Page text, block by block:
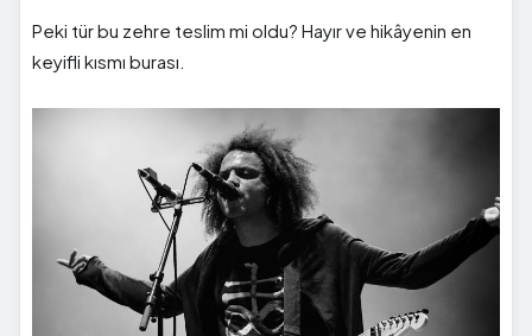
Peki tür bu zehre teslim mi oldu? Hayır ve hikâyenin en
keyifli kısmı burası.